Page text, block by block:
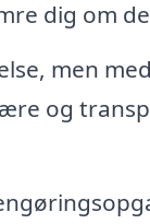
dig om
men
og